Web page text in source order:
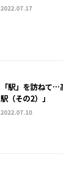
2022.07.17
「駅」を訪ねて
駅（その2）」
2022.07.10